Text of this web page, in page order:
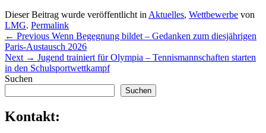
Dieser Beitrag wurde veröffentlicht in Aktuelles, Wettbewerbe von
LMG. Permalink
Beitragsnavigation
← Previous Previous
post:
Wenn Begegnung bildet – Gedanken zum diesjährigen
Paris-Austausch 2026
Next → Next
post:
Jugend trainiert für Olympia – Tennismannschaften starten
in den Schulsportwettkampf
Primärer
Seitenleisten
Widget-
Suchen
Suchen
Kontakt: